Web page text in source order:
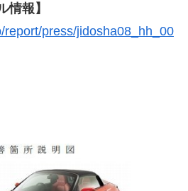
情報】
report/press/jidosha08_hh_00